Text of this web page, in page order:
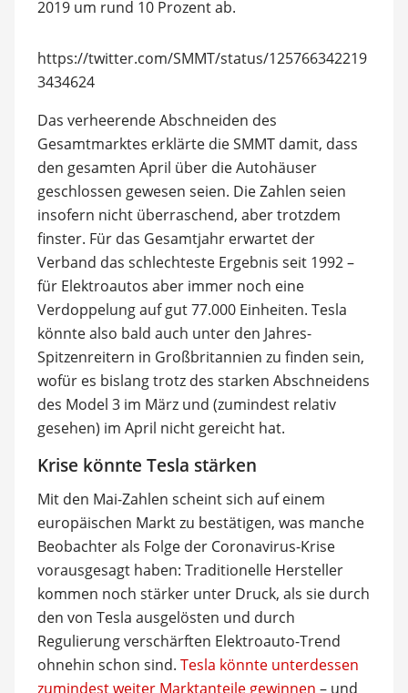
2019 um rund 10 Prozent ab.
https://twitter.com/SMMT/status/125766342219
3434624
Das verheerende Abschneiden des
Gesamtmarktes erklärte die SMMT damit, dass
den gesamten April über die Autohäuser
geschlossen gewesen seien. Die Zahlen seien
insofern nicht überraschend, aber trotzdem
finster. Für das Gesamtjahr erwartet der
Verband das schlechteste Ergebnis seit 1992 –
für Elektroautos aber immer noch eine
Verdoppelung auf gut 77.000 Einheiten. Tesla
könnte also bald auch unter den Jahres-
Spitzenreitern in Großbritannien zu finden sein,
wofür es bislang trotz des starken Abschneidens
des Model 3 im März und (zumindest relativ
gesehen) im April nicht gereicht hat.
Krise könnte Tesla stärken
Mit den Mai-Zahlen scheint sich auf einem
europäischen Markt zu bestätigen, was manche
Beobachter als Folge der Coronavirus-Krise
vorausgesagt haben: Traditionelle Hersteller
kommen noch stärker unter Druck, als sie durch
den von Tesla ausgelösten und durch
Regulierung verschärften Elektroauto-Trend
ohnehin schon sind. Tesla könnte unterdessen
zumindest weiter Marktanteile gewinnen – und